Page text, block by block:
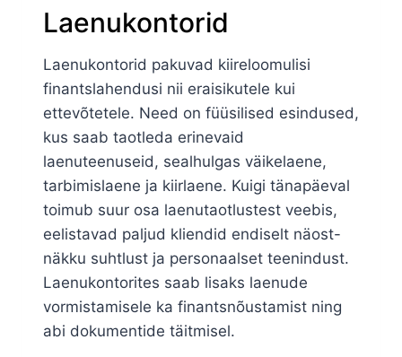
Laenukontorid
Laenukontorid pakuvad kiireloomulisi
finantslahendusi nii eraisikutele kui
ettevõtetele. Need on füüsilised esindused,
kus saab taotleda erinevaid
laenuteenuseid, sealhulgas väikelaene,
tarbimislaene ja kiirlaene. Kuigi tänapäeval
toimub suur osa laenutaotlustest veebis,
eelistavad paljud kliendid endiselt näost-
näkku suhtlust ja personaalset teenindust.
Laenukontorites saab lisaks laenude
vormistamisele ka finantsnõustamist ning
abi dokumentide täitmisel.